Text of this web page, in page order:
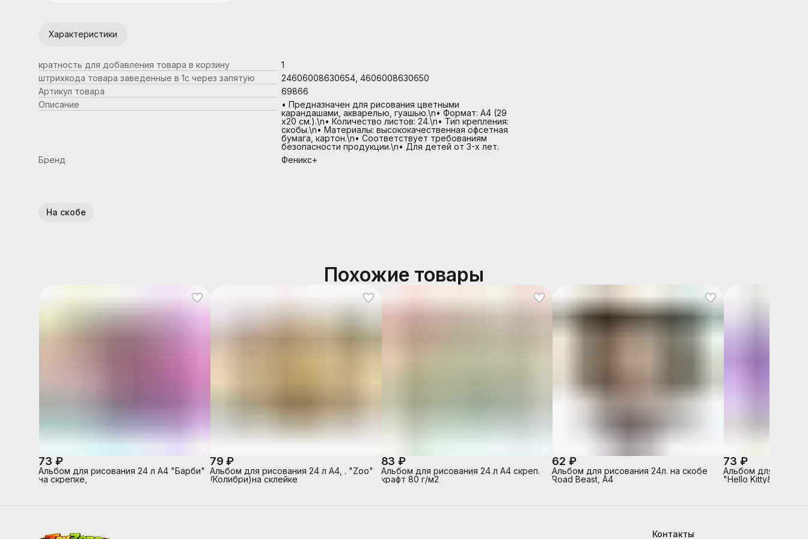
Характеристики
кратность для добавления товара в корзину
1
штрихкода товара заведенные в 1с через запятую
24606008630654, 4606008630650
Артикул товара
69866
Описание
• Предназначен для рисования цветными
карандашами, акварелью, гуашью.\n• Формат: А4 (29
х20 см.).\n• Количество листов: 24.\n• Тип крепления:
скобы.\n• Материалы: высококачественная офсетная
бумага, картон.\n• Соответствует требованиям
безопасности продукции.\n• Для детей от 3-х лет.
Бренд
Феникс+
На скобе
Похожие товары
73 ₽
Альбом для рисования 24 л А4 "Барби"
на скрепке,
79 ₽
Альбом для рисования 24 л А4, . "Zoo"
(Колибри)на склейке
83 ₽
Альбом для рисования 24 л А4 скреп.
крафт 80 г/м2
62 ₽
Альбом для рисования 24л. на скобе
Road Beast, А4
73 ₽
Альбом для
"Hello Kitty&friends"
Контакты